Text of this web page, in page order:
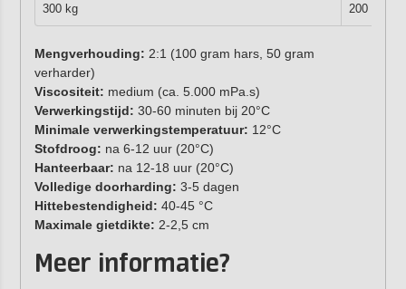
300 kg 200 kg
Mengverhouding: 2:1 (100 gram hars, 50 gram
verharder)
Viscositeit: medium (ca. 5.000 mPa.s)
Verwerkingstijd: 30-60 minuten bij 20°C
Minimale verwerkingstemperatuur: 12°C
Stofdroog: na 6-12 uur (20°C)
Hanteerbaar: na 12-18 uur (20°C)
Volledige doorharding: 3-5 dagen
Hittebestendigheid: 40-45 °C
Maximale gietdikte: 2-2,5 cm
Meer informatie?